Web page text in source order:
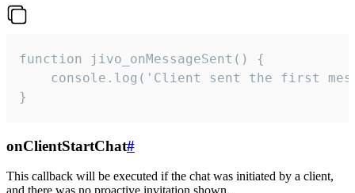
function jivo_onMessageSent() {
console.log('Client sent the first
}
onClientStartChat#
This callback will be executed if the chat was initiated by a client,